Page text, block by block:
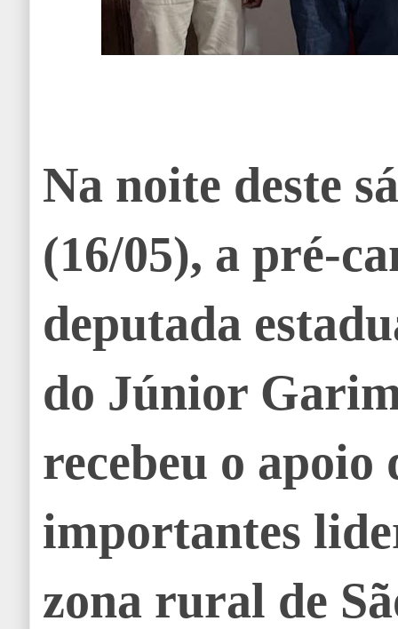
Na noite deste
(16/05), a pré-
deputada
do Júnior
recebeu o apoio
importantes
zona rural de